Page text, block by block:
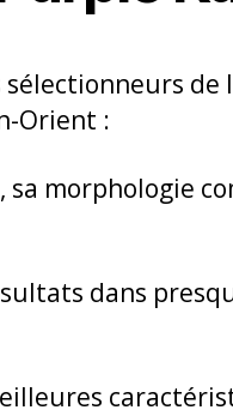
sélectionneurs de
Orient :
morphologie
dans